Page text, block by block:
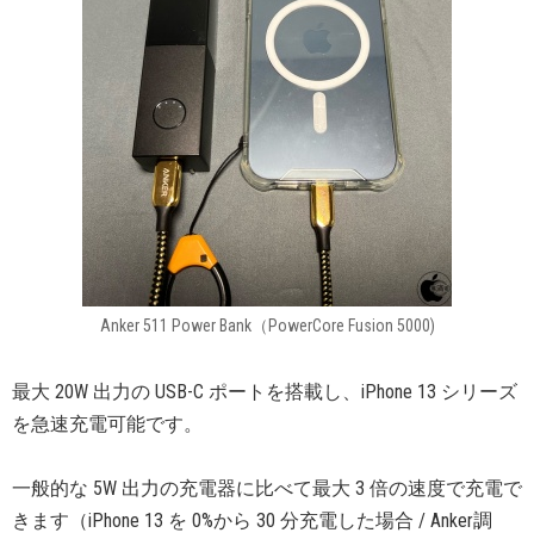
Anker 511 Power Bank（PowerCore Fusion 5000)
最大 20W 出力の USB-C ポートを搭載し、iPhone 13 シリーズ
を急速充電可能です。
一般的な 5W 出力の充電器に比べて最大 3 倍の速度で充電で
きます（iPhone 13 を 0%から 30 分充電した場合 / Anker調